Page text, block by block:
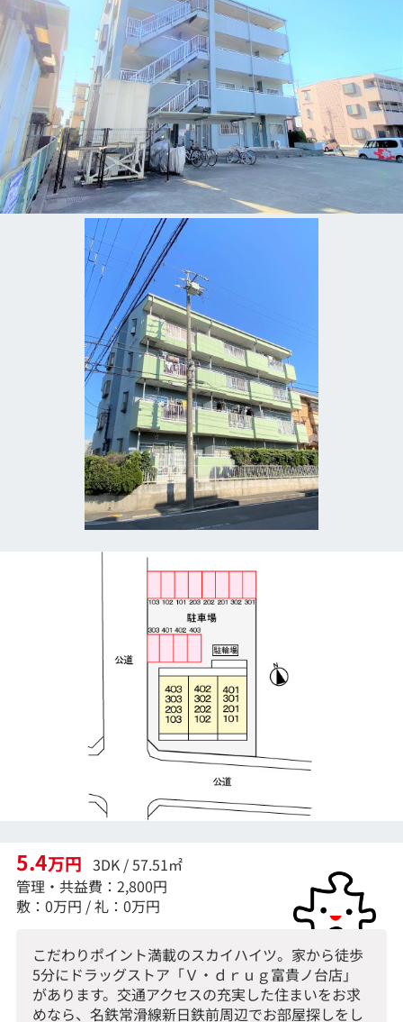
5.4万円 3DK / 57.51㎡
管理・共益費：2,800円
敷：0万円 / 礼：0万円
こだわりポイント満載のスカイハイツ。家から徒歩
5分にドラッグストア「Ｖ・ｄｒｕｇ富貴ノ台店」
があります。交通アクセスの充実した住まいをお求
めなら、名鉄常滑線新日鉄前周辺でお部屋探しをし